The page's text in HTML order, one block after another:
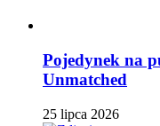
Pojedynek na
Unmatched
25 lipca 2026